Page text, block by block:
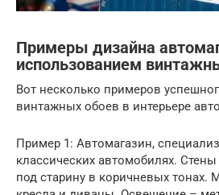
Примеры дизайна
использованием
Вот несколько примеров
винтажных обоев в интерьере
Пример 1: Автомагазин,
классических автомобилях.
под старину в коричневых тонах.